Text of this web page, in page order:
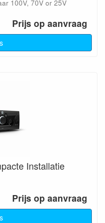
100V, 70V or 25V
Prijs op aanvraag
Installatie
Prijs op aanvraag